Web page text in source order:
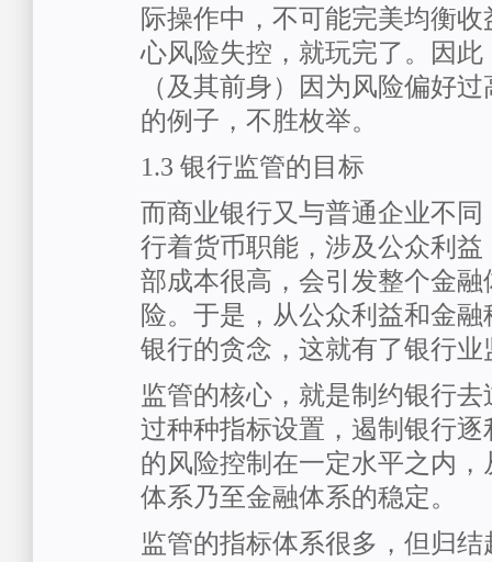
际操作中，不可能完美均衡
心风险失控，就玩完了。因
（及其前身）因为风险偏好
的例子，不胜枚举。
1.3 银行监管的目标
而商业银行又与普通企业不
行着货币职能，涉及公众利
部成本很高，会引发整个金
险。于是，从公众利益和金
银行的贪念，这就有了银行业
监管的核心，就是制约银行
过种种指标设置，遏制银行
的风险控制在一定水平之内
体系乃至金融体系的稳定。
监管的指标体系很多，但归